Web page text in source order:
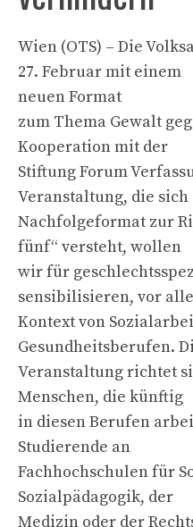
Wien (OTS) – Die
27. Februar mit einem
neuen Format
zum Thema Gewalt
Kooperation mit der
Stiftung Forum
Veranstaltung, die sich
Nachfolgeformat zur
fünf“ versteht, wollen
wir für
sensibilisieren, vor
Kontext von
Gesundheitsberufen.
Veranstaltung richtet
Menschen, die künftig
in diesen Berufen
Studierende an
Fachhochschulen für
Sozialpädagogik, der
Medizin oder der